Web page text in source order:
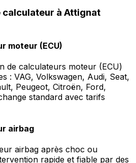
à Attignat
moteur (ECU)
de calculateurs moteur (ECU)
: VAG, Volkswagen, Audi, Seat,
Peugeot, Citroën, Ford,
standard avec tarifs
airbag
airbag après choc ou
rapide et fiable par des